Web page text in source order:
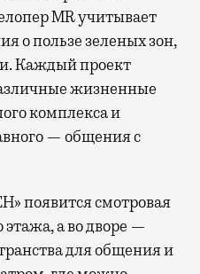
MR учитывает
о пользе зеленых зон,
Каждый проект
жизненные
комплекса и
— общения с
появится смотровая
а во дворе —
для общения и